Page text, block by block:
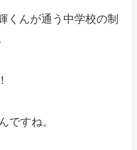
くんが通う中学校の制
ですね。